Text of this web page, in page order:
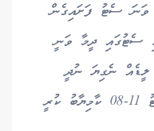
ސެޓު ފަށައިގެން
ސެޓުގައި ދީމާ ވަނީ
ނެގިޔަ ނުދީ
ކުޅެފައެވެ. ނަމަވެސް ހަތަރުވަނަ ސެޓު 11-08 ކާމިޔާބު ކުރީ